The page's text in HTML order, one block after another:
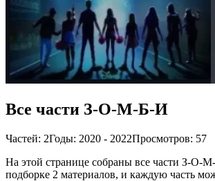
Все части З-О-М-Б-И
Частей: 2Годы: 2020 - 2022Просмотров: 57
На этой странице собраны все части З-О-
подборке 2 материалов, и каждую часть